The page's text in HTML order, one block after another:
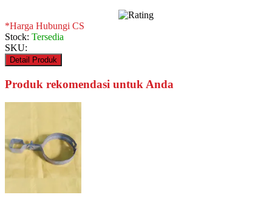
*Harga Hubungi CS
Stock: Tersedia
SKU:
Detail Produk
Produk rekomendasi untuk Anda